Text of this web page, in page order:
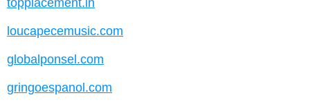
topplacement.in
loucapecemusic.com
globalponsel.com
gringoespanol.com